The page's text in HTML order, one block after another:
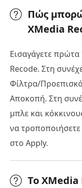
Πώς
XMedia
Εισαγάγετε πρώτα
Recode. Στη
Φίλτρα/
Αποκοπή. Στη
μπλε και
να τροποποιήσετε
στο Apply.
Το XMedia